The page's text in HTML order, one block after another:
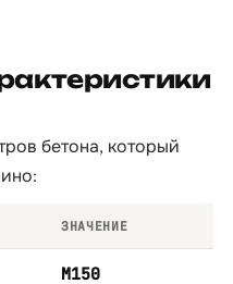
бетона, который
ЗНАЧЕНИЕ
М150